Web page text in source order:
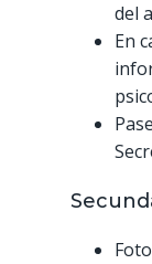
del
En